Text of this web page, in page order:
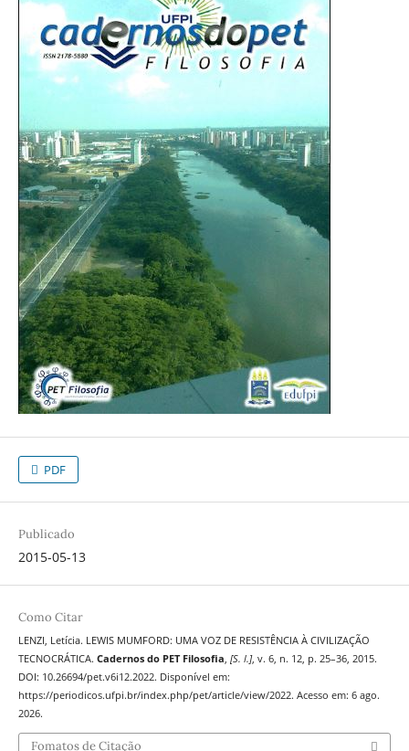
PDF
Publicado
2015-05-13
Como Citar
LENZI, Letícia. LEWIS MUMFORD: UMA VOZ DE RESISTÊNCIA À CIVILIZAÇÃO
TECNOCRÁTICA. Cadernos do PET Filosofia, [S. l.], v. 6, n. 12, p. 25–36, 2015.
DOI: 10.26694/pet.v6i12.2022. Disponível em:
https://periodicos.ufpi.br/index.php/pet/article/view/2022. Acesso em: 6 ago.
2026.
Fomatos de Citação